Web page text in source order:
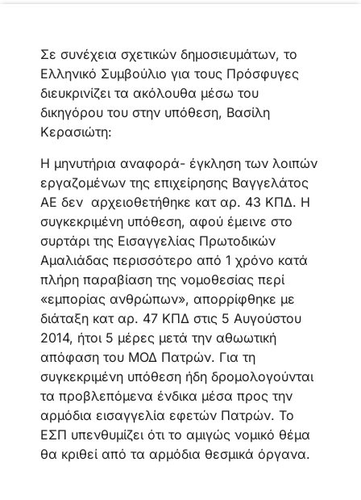
Σε συνέχεια σχετικών δημοσιευμάτων, το
Ελληνικό Συμβούλιο για τους Πρόσφυγες
διευκρινίζει τα ακόλουθα μέσω του
δικηγόρου του στην υπόθεση, Βασίλη
Κερασιώτη:
Η μηνυτήρια αναφορά- έγκληση των λοιπών
εργαζομένων της επιχείρησης Βαγγελάτος
ΑΕ δεν αρχειοθετήθηκε κατ αρ. 43 ΚΠΔ. Η
συγκεκριμένη υπόθεση, αφού έμεινε στο
συρτάρι της Εισαγγελίας Πρωτοδικών
Αμαλιάδας περισσότερο από 1 χρόνο κατά
πλήρη παραβίαση της νομοθεσίας περί
«εμπορίας ανθρώπων», απορρίφθηκε με
διάταξη κατ αρ. 47 ΚΠΔ στις 5 Αυγούστου
2014, ήτοι 5 μέρες μετά την αθωωτική
απόφαση του ΜΟΔ Πατρών. Για τη
συγκεκριμένη υπόθεση ήδη δρομολογούνται
τα προβλεπόμενα ένδικα μέσα προς την
αρμόδια εισαγγελία εφετών Πατρών. Το
ΕΣΠ υπενθυμίζει ότι το αμιγώς νομικό θέμα
θα κριθεί από τα αρμόδια θεσμικά όργανα.